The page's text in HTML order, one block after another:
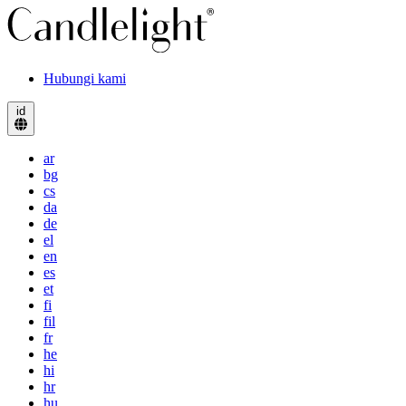
Hubungi kami
id
ar
bg
cs
da
de
el
en
es
et
fi
fil
fr
he
hi
hr
hu